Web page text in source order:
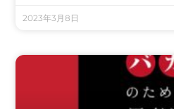
2023年3月8日